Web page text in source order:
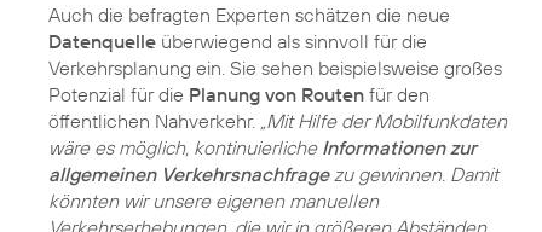
Auch die befragten Experten schätzen die neue
Datenquelle überwiegend als sinnvoll für die
Verkehrsplanung ein. Sie sehen beispielsweise großes
Potenzial für die Planung von Routen für den
öffentlichen Nahverkehr. „Mit Hilfe der Mobilfunkdaten
wäre es möglich, kontinuierliche Informationen zur
allgemeinen Verkehrsnachfragezu gewinnen. Damit
könnten wir unsere eigenen manuellen
Verkehrserhebungen, die wir in größeren Abständen